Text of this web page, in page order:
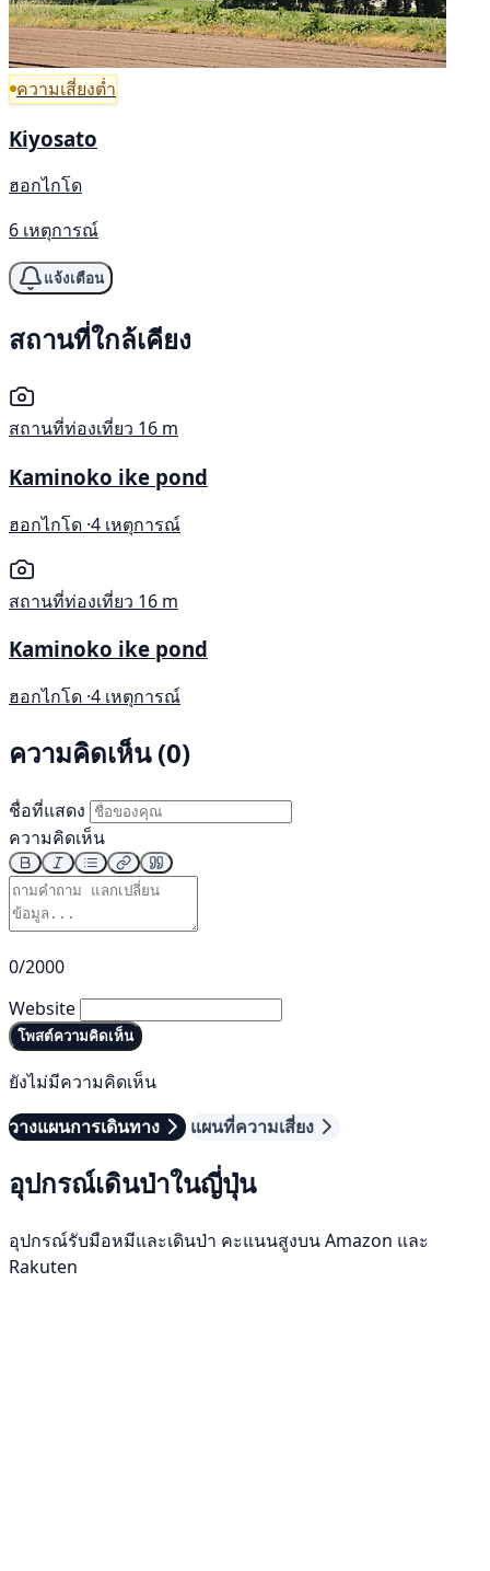
ความเสี่ยงต่ำ
Kiyosato
ฮอกไกโด
6 เหตุการณ์
แจ้งเตือน
สถานที่ใกล้เคียง
สถานที่ท่องเที่ยว 16 m
Kaminoko ike pond
ฮอกไกโด ·4 เหตุการณ์
สถานที่ท่องเที่ยว 16 m
Kaminoko ike pond
ฮอกไกโด ·4 เหตุการณ์
ความคิดเห็น (0)
ชื่อที่แสดง
ความคิดเห็น
0/2000
Website
โพสต์ความคิดเห็น
ยังไม่มีความคิดเห็น
วางแผนการเดินทาง
แผนที่ความเสี่ยง
อุปกรณ์เดินป่าในญี่ปุ่น
อุปกรณ์รับมือหมีและเดินป่า คะแนนสูงบน Amazon และ
Rakuten